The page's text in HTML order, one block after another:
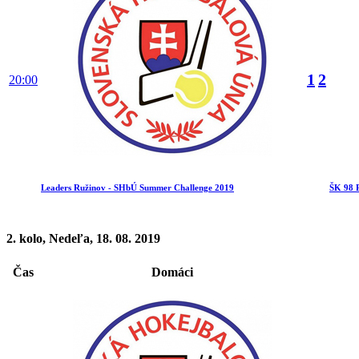
20:00
Leaders Ružinov - SHbÚ Summer Challenge 2019
1 2
ŠK 98
2. kolo, Nedeľa, 18. 08. 2019
Čas Domáci